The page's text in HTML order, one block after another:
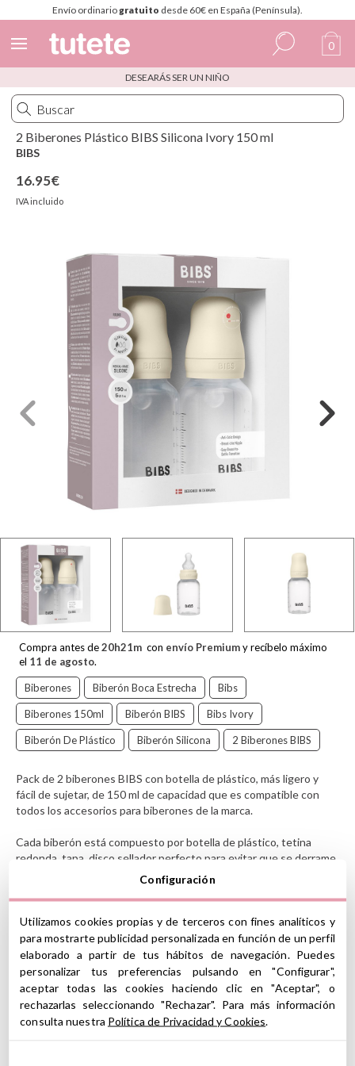
Envío ordinariogratuito desde 60€ en España (Península).
Español
Italiano
Inglés
Francés
0
DESEARÁS SER UN NIÑO
2 Biberones Plástico BIBS Silicona Ivory 150 ml
BIBS
16.95€
IVA incluido
Compra antes de20h21m con envío Premiumy recíbelo máximo
el 11 de agosto.
Biberones Biberón Boca Estrecha Bibs
Biberones 150ml Biberón BIBS Bibs Ivory
Biberón De Plástico Biberón Silicona 2 Biberones BIBS
Pack de 2 biberones BIBS con botella de plástico, más ligero y
fácil de sujetar, de 150 ml de capacidad que es compatible con
todos los accesorios para biberones de la marca.
Cada biberón está compuesto por botella de plástico, tetina
redonda, tapa, disco sellador perfecto para evitar que se derrame
al agitar el biberón. Además, también incluye un embudo plegable
para poder echar la leche en polvo o los cereales más fácilmente
por la boca y así evitar derrame.
De succión suave y flujo lento, confortable para tu pequeño.
La tetina es idéntica a la del clásico Chupete Colour de BIBSde
tetina redondeada, que se asemeja al pecho de una madre. Esta
diseñada con una válvula anticólicos en forma de corazón para
garantizar el mejor flujo de la leche.
Configuración
Utilizamos cookies propias y de terceros con fines analíticos y
para mostrarte publicidad personalizada en función de un perfil
elaborado a partir de tus hábitos de navegación. Puedes
personalizar tus preferencias pulsando en "Configurar",
aceptar todas las cookies haciendo clic en "Aceptar", o
rechazarlas seleccionando "Rechazar". Para más información
consulta nuestra Política de Privacidad y Cookies.